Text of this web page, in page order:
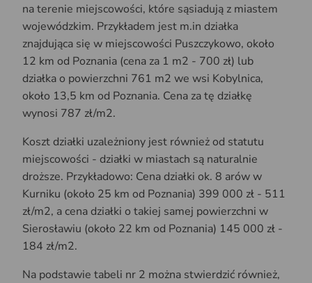
na terenie miejscowości, które sąsiadują z miastem
wojewódzkim. Przykładem jest m.in działka
znajdująca się w miejscowości Puszczykowo, około
12 km od Poznania (cena za 1 m2 - 700 zł) lub
działka o powierzchni 761 m2 we wsi Kobylnica,
około 13,5 km od Poznania. Cena za tę działkę
wynosi 787 zł/m2.
Koszt działki uzależniony jest również od statutu
miejscowości - działki w miastach są naturalnie
droższe. Przykładowo: Cena działki ok. 8 arów w
Kurniku (około 25 km od Poznania) 399 000 zł - 511
zł/m2, a cena działki o takiej samej powierzchni w
Sierosławiu (około 22 km od Poznania) 145 000 zł -
184 zł/m2.
Na podstawie tabeli nr 2 można stwierdzić również,